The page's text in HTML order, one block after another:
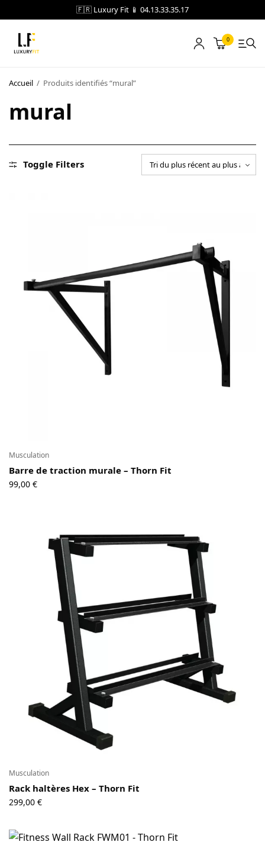
🇫🇷 Luxury Fit 📱 04.13.33.35.17
0
Accueil / Produits identifiés “mural”
mural
Toggle Filters
Musculation
Barre de traction murale – Thorn Fit
99,00 €
Musculation
Rack haltères Hex – Thorn Fit
299,00 €
LOCATION
NOTRE CATALOGUE
Copyright © 2024 Luxury Fit. All rights reserved.